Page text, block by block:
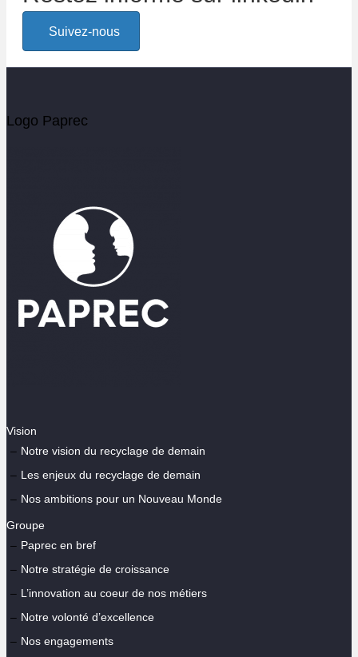
Suivez-nous
Logo Paprec
Vision
Notre vision du recyclage de demain
Les enjeux du recyclage de demain
Nos ambitions pour un Nouveau Monde
Groupe
Paprec en bref
Notre stratégie de croissance
L’innovation au coeur de nos métiers
Notre volonté d’excellence
Nos engagements